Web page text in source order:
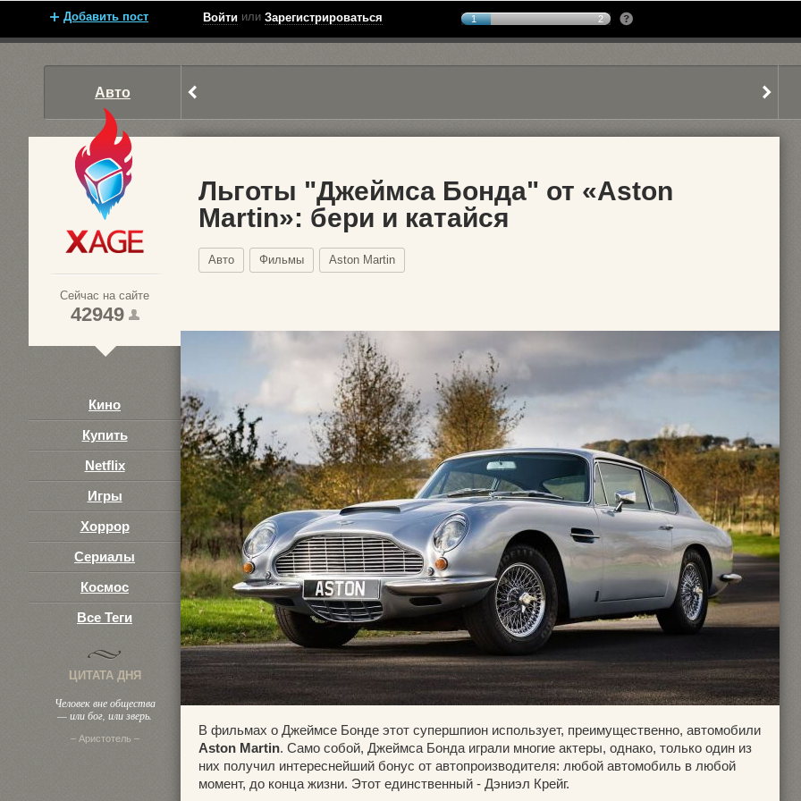
Добавить пост Войти или Зарегистрироваться 1 2
Авто
Сейчас на сайте
42949
Кино
Купить
Netflix
Игры
Хоррор
Сериалы
Космос
Все Теги
ЦИТАТА ДНЯ
Человек вне общества
— или бог, или зверь.
– Аристотель –
Льготы "Джеймса Бонда" от «Aston
Martin»: бери и катайся
Авто Фильмы Aston Martin
В фильмах о Джеймсе Бонде этот супершпион использует, преимущественно, автомобили
Aston Martin. Само собой, Джеймса Бонда играли многие актеры, однако, только один из
них получил интереснейший бонус от автопроизводителя: любой автомобиль в любой
момент, до конца жизни. Этот единственный - Дэниэл Крейг.